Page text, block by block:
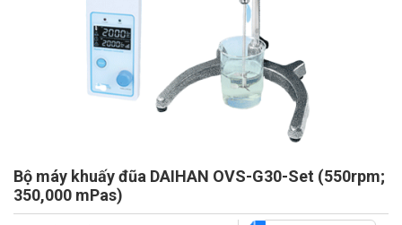
Bộ máy khuấy đũa DAIHAN OVS-G30-Set (550rpm;
350,000 mPas)